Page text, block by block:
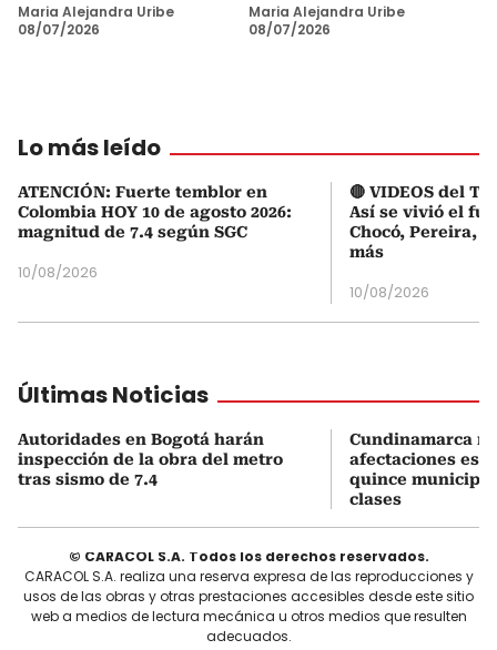
Maria Alejandra Uribe
08/07/2026
Maria Alejandra Uribe
08/07/2026
Lo más leído
ATENCIÓN: Fuerte temblor en
Colombia HOY 10 de agosto 2026:
magnitud de 7.4 según SGC
10/08/2026
🔴 VIDEOS del
Así se vivió el
Chocó, Pereira,
más
10/08/2026
Últimas Noticias
Autoridades en Bogotá harán
inspección de la obra del metro
tras sismo de 7.4
Cundinamarca
afectaciones
quince
clases
© CARACOL S.A. Todos los derechos reservados.
CARACOL S.A. realiza una reserva expresa de las reproducciones y
usos de las obras y otras prestaciones accesibles desde este sitio
web a medios de lectura mecánica u otros medios que resulten
adecuados.